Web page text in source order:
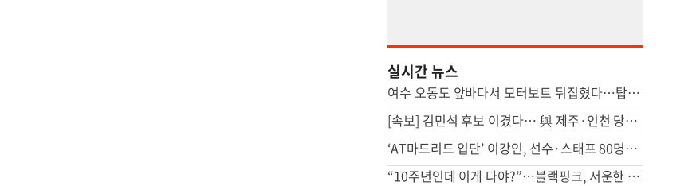
실시간 뉴스
여수 오동도 앞바다서 모터보트 뒤집혔다…탑승객 2명 사망
[속보] 김민석 후보 이겼다… 與 제주·인천 당원투표 승리
‘AT마드리드 입단’ 이강인, 선수·스태프 80명에 한식 만찬 대접
“10주년인데 이게 다야?”…블랙핑크, 서운한 팬심에 결국 사과